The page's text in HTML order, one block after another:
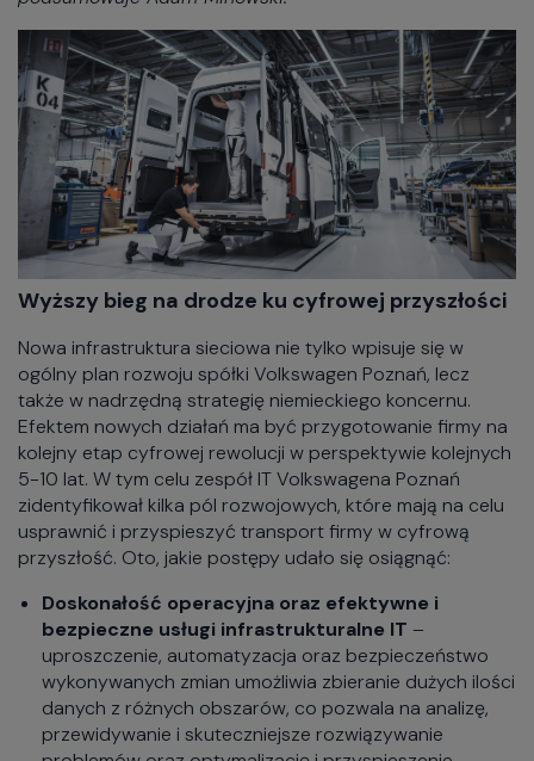
Wyższy bieg na drodze ku cyfrowej przyszłości
Nowa infrastruktura sieciowa nie tylko wpisuje się w
ogólny plan rozwoju spółki Volkswagen Poznań, lecz
także w nadrzędną strategię niemieckiego koncernu.
Efektem nowych działań ma być przygotowanie firmy na
kolejny etap cyfrowej rewolucji w perspektywie kolejnych
5-10 lat. W tym celu zespół IT Volkswagena Poznań
zidentyfikował kilka pól rozwojowych, które mają na celu
usprawnić i przyspieszyć transport firmy w cyfrową
przyszłość. Oto, jakie postępy udało się osiągnąć:
Doskonałość operacyjna oraz efektywne i
bezpieczne usługi infrastrukturalne IT –
uproszczenie, automatyzacja oraz bezpieczeństwo
wykonywanych zmian umożliwia zbieranie dużych ilości
danych z różnych obszarów, co pozwala na analizę,
przewidywanie i skuteczniejsze rozwiązywanie